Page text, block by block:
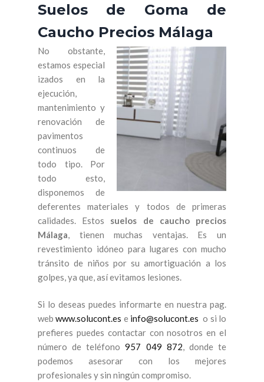
Suelos de Goma de
Caucho Precios Málaga
No obstante,
estamos especial
izados en la
ejecución,
mantenimiento y
renovación de
pavimentos
continuos de
todo tipo. Por
todo esto,
disponemos de
deferentes materiales y todos de primeras
calidades. Estos suelos de caucho precios
Málaga , tienen muchas ventajas. Es un
revestimiento idóneo para lugares con mucho
tránsito de niños por su amortiguación a los
golpes, ya que, así evitamos lesiones.
Si lo deseas puedes informarte en nuestra pag.
webwww.solucont.es e info@solucont.es o si lo
prefieres puedes contactar con nosotros en el
número de teléfono957 049 872, donde te
podemos asesorar con los mejores
profesionales y sin ningún compromiso.